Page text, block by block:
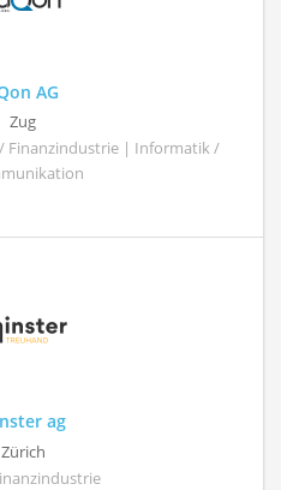
AG
Zug
Finanzindustrie | Informatik /
ag
Zürich